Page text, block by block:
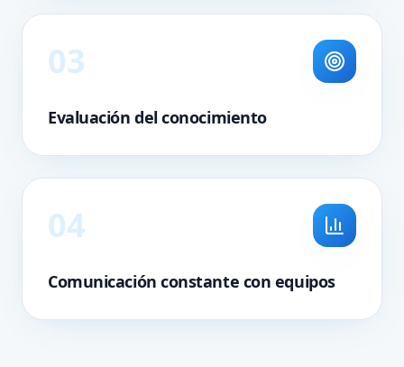
03
Evaluación del conocimiento
04
Comunicación constante con equipos